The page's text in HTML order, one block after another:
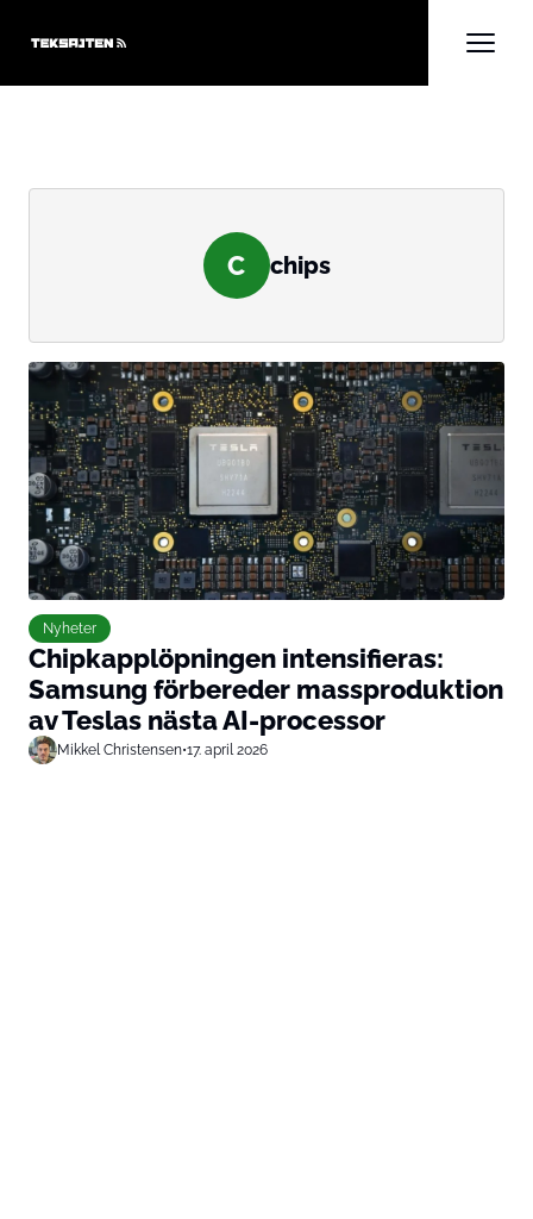
C chips
Nyheter
Chipkapplöpningen intensifieras:
Samsung förbereder massproduktion
av Teslas nästa AI-processor
Mikkel Christensen•17. april 2026